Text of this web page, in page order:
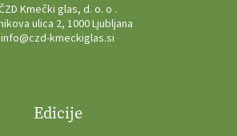
Kmečki glas, d. o. o .
ulica 2, 1000 Ljubljana
info@czd-kmeckiglas.si
Edicije